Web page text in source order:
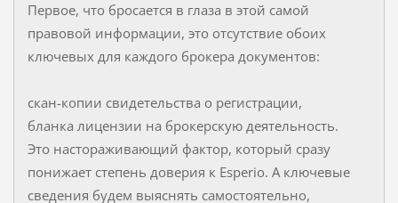
Первое, что бросается в глаза в этой самой
правовой информации, это отсутствие обоих
ключевых для каждого брокера документов:
скан-копии свидетельства о регистрации,
бланка лицензии на брокерскую деятельность.
Это настораживающий фактор, который сразу
понижает степень доверия к Esperio. А ключевые
сведения будем выяснять самостоятельно,